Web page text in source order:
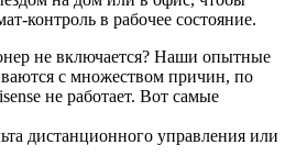
контроль в рабочее состояние.
не включается? Наши опытные
с множеством причин, по
не работает. Вот самые
дистанционного управления или